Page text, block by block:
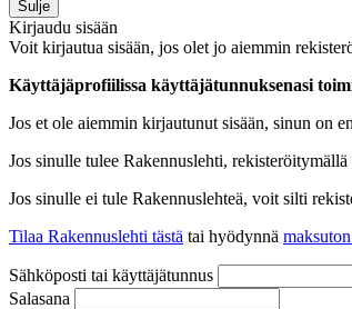
Sulje
Kirjaudu sisään
Voit kirjautua sisään, jos olet jo aiemmin
Käyttäjäprofiilissa käyttäjätunnuksenasi
Jos et ole aiemmin kirjautunut sisään, sinun on
Jos sinulle tulee Rakennuslehti,
Jos sinulle ei tule Rakennuslehteä, voit silti
Tilaa Rakennuslehti tästä tai hyödynnä
Sähköposti tai käyttäjätunnus
Salasana